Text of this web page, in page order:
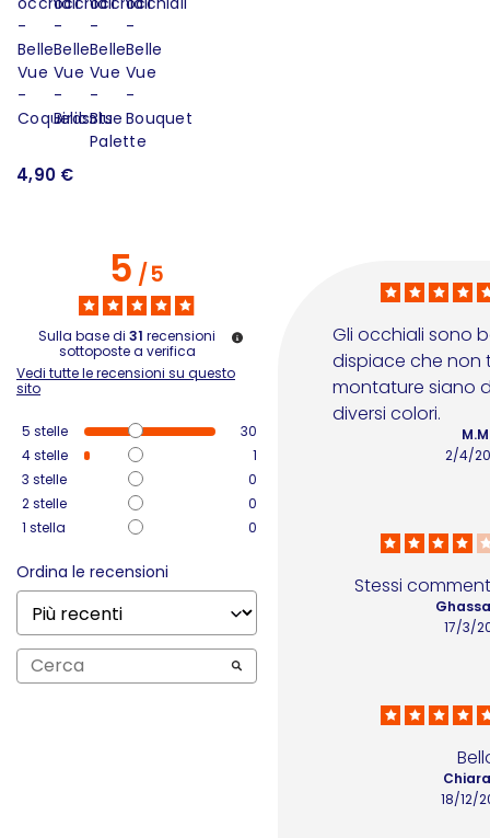
4,90 €
5/5
Sulla base di 31 recensioni
sottoposte a verifica
Vedi tutte le recensioni su questo
sito
5 stelle
30
4stelle
1
3 stelle
0
2stelle
0
1 stella 0
Ordina le recensioni
Gli occhiali sono
dispiace che non
montature siano
diversi colori.
2/4/
Stessi
17/3/
18/12/